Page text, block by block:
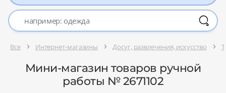
Все Интернет-магазины Досуг, развлечения, искусство
Мини-магазин товаров ручной
работы № 2671102